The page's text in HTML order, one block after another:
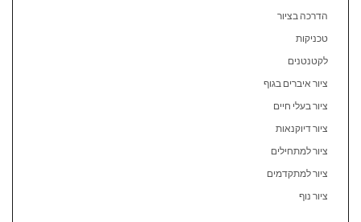
הדרכה בציור
טכניקות
לקטנטנים
ציור איברים בגוף
ציור בעלי חיים
ציור דיוקנאות
ציור למתחילים
ציור למתקדמים
ציור נוף